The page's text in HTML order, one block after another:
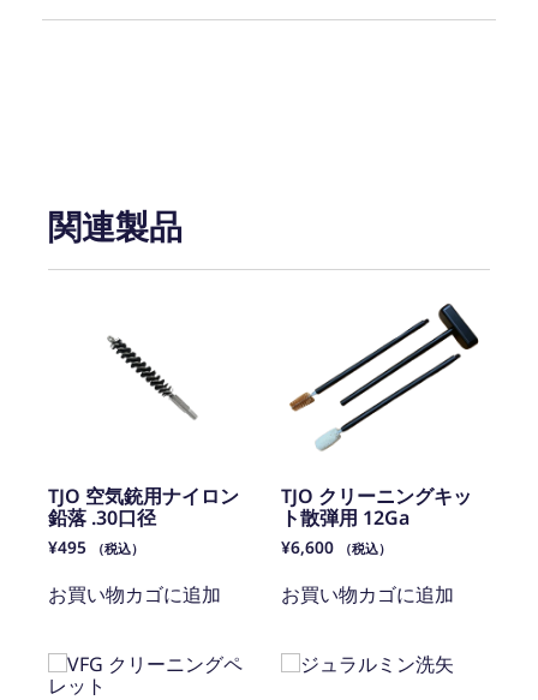
関連製品
TJO 空気銃用ナイロン
鉛落 .30口径
¥495 （税込）
お買い物カゴに追加
TJO クリーニングキッ
ト散弾用 12Ga
¥6,600 （税込）
お買い物カゴに追加